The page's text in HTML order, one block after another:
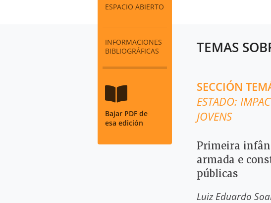
ESPACIO ABIERTO
INFORMACIONES
BIBLIOGRÁFICAS
Bajar PDF de
esa edición
TEMAS
SECCIÓN
ESTADO:
JOVENS
Primeira
armada e
públicas
Luiz Eduardo